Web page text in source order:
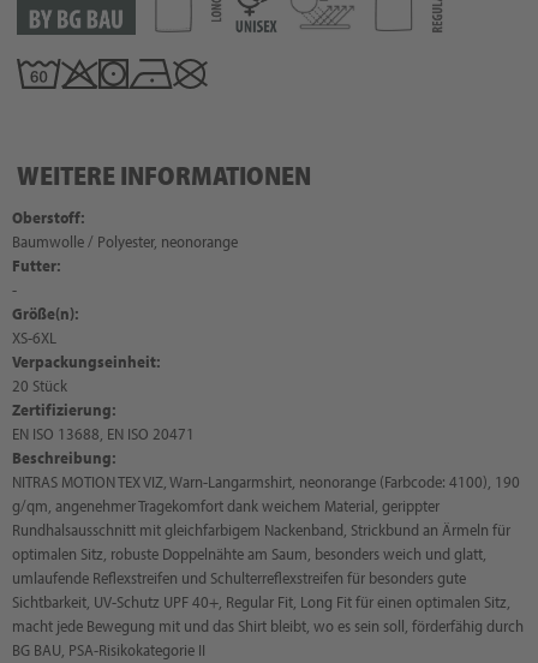
WEITERE INFORMATIONEN
Oberstoff:
Baumwolle / Polyester, neonorange
Futter:
-
Größe(n):
XS-6XL
Verpackungseinheit:
20 Stück
Zertifizierung:
EN ISO 13688, EN ISO 20471
Beschreibung:
NITRAS MOTION TEX VIZ, Warn-Langarmshirt, neonorange (Farbcode: 4100), 190
g/qm, angenehmer Tragekomfort dank weichem Material, gerippter
Rundhalsausschnitt mit gleichfarbigem Nackenband, Strickbund an Ärmeln für
optimalen Sitz, robuste Doppelnähte am Saum, besonders weich und glatt,
umlaufende Reflexstreifen und Schulterreflexstreifen für besonders gute
Sichtbarkeit, UV-Schutz UPF 40+, Regular Fit, Long Fit für einen optimalen Sitz,
macht jede Bewegung mit und das Shirt bleibt, wo es sein soll, förderfähig durch
BG BAU, PSA-Risikokategorie II